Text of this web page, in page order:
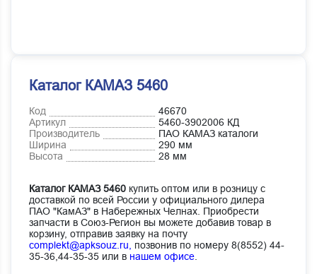
Каталог КАМАЗ 5460
Код
46670
Артикул
5460-3902006 КД
Производитель
ПАО КАМАЗ каталоги
Ширина
290 мм
Высота
28 мм
Каталог КАМАЗ 5460 купить оптом или в розницу с
доставкой по всей России у официального дилера
ПАО "КамАЗ" в Набережных Челнах. Приобрести
запчасти в Союз-Регион вы можете добавив товар в
корзину, отправив заявку на почту
complekt@apksouz.ru,
позвонив по номеру 8(8552) 44-
35-36,44-35-35 или в нашем офисе